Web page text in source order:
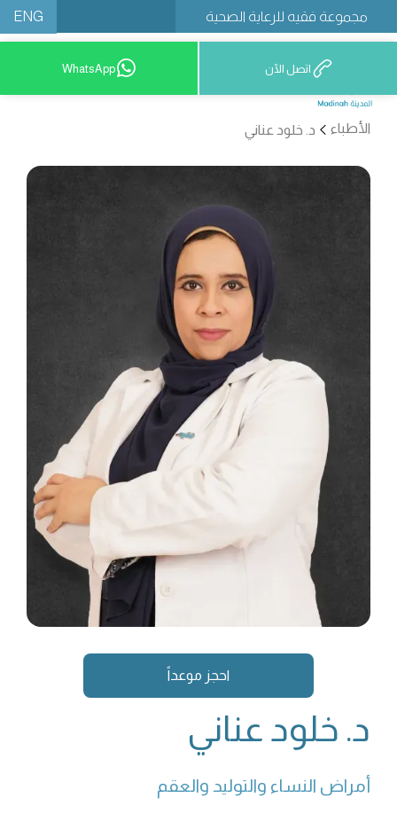
مجموعة فقيه للرعاية الصحية ENG
12777 9200 اتصل الآن WhatsApp
الأطباء د. خلود عناني
احجز موعداً
د. خلود عناني
أمراض النساء والتوليد والعقم